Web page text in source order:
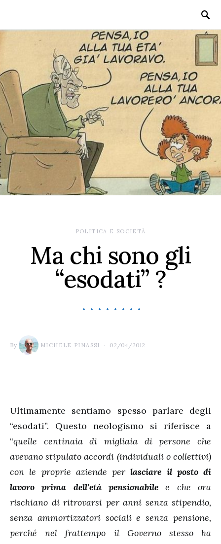
POLITICA E SOCIETÀ
Ma chi sono gli
“esodati” ?
By MICHELE PINASSI 02/04/2012
Ultimamente sentiamo spesso parlare degli
“esodati”. Questo neologismo si riferisce a
“quelle centinaia di migliaia di persone che
avevano stipulato accordi (individuali o collettivi)
con le proprie aziende perlasciare il posto di
lavoro prima dell’età pensionabile e che ora
rischiano di ritrovarsi per anni senza stipendio,
senza ammortizzatori sociali e senza pensione,
perché nel frattempo il Governo stesso ha